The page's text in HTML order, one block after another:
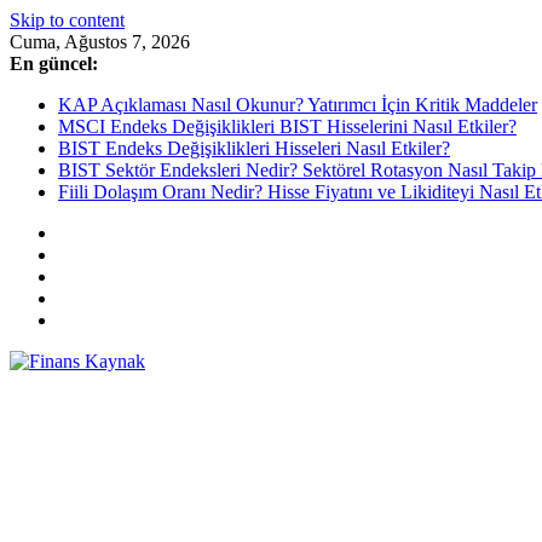
Skip to content
Cuma, Ağustos 7, 2026
En güncel:
KAP Açıklaması Nasıl Okunur? Yatırımcı İçin Kritik Maddeler
MSCI Endeks Değişiklikleri BIST Hisselerini Nasıl Etkiler?
BIST Endeks Değişiklikleri Hisseleri Nasıl Etkiler?
BIST Sektör Endeksleri Nedir? Sektörel Rotasyon Nasıl
Fiili Dolaşım Oranı Nedir? Hisse Fiyatını ve Likiditeyi Nasıl